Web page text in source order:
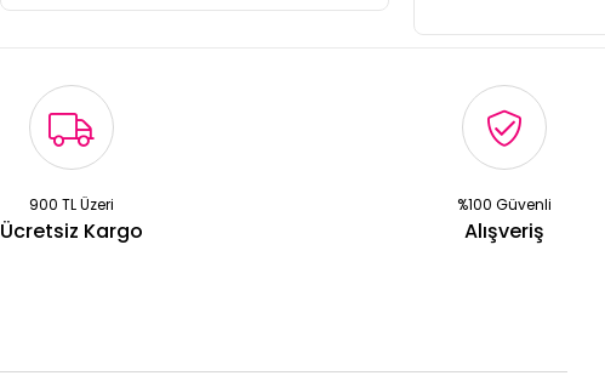
900 TL Üzeri
Ücretsiz Kargo
%100 Güvenli
Alışveriş